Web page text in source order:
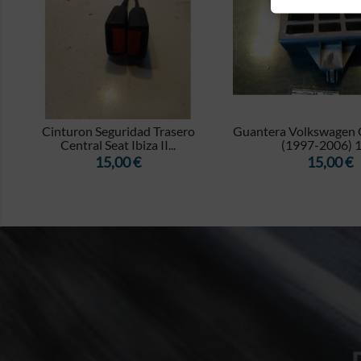
Cinturon Seguridad Trasero
Central Seat Ibiza II...
Precio
15,00 €
Guantera Volkswagen
(1997-2006)
Precio
15,00 €
